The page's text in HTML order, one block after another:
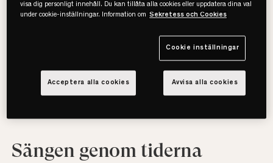
Sovit har människor gjort i alla tider och sängen är inte
Egypten till dagens kontinentalsängar. Sängen är inte bara
platsen där vi tillbringar ungefär en tredjedel av våra liv.
Genom historien har den också berättat något om klass,
rikedom och kulturen vi levt i.
Sängen genom tiderna
visa dig personligt innehåll. Du kan tillåta alla cookies eller uppdatera dina val
under cookie-inställningar. Information om Sekretess och Cookies
Cookie inställningar
Avvisa alla cookies
Acceptera alla cookies